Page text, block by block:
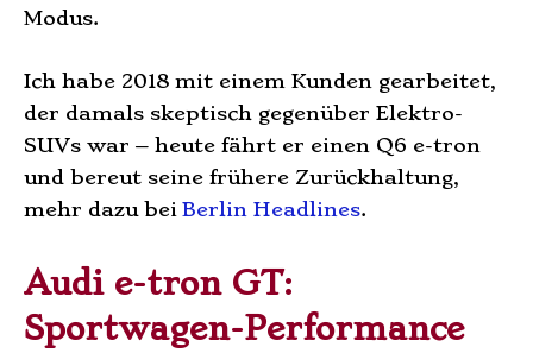
Modus.
Ich habe 2018 mit einem Kunden gearbeitet,
der damals skeptisch gegenüber Elektro-
SUVs war – heute fährt er einen Q6 e-tron
und bereut seine frühere Zurückhaltung,
mehr dazu bei Berlin Headlines.
Audi e-tron GT:
Sportwagen-Performance